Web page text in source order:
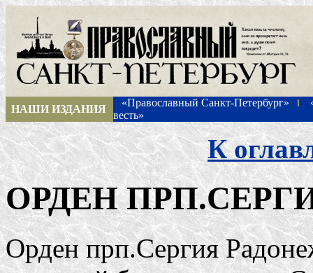
НАШИ ИЗДАНИЯ
«Православный Санкт-Петербург»
весть»
К
ОРДЕН
Орден прп.Сергия